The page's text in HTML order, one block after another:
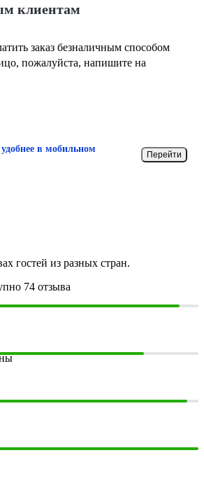
клиентам
заказ безналичным способом
пожалуйста, напишите на
в мобильном
Перейти
гостей из разных стран.
74 отзыва